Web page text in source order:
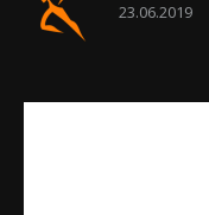
23.06.2019